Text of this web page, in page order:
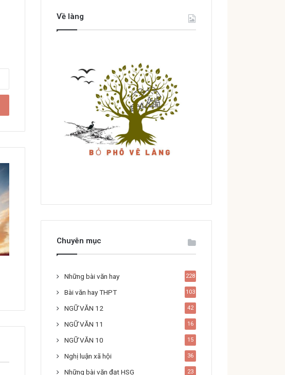
Về làng
Chuyên mục
Những bài văn hay 228
Bài văn hay THPT 103
NGỮ VĂN 12 42
NGỮ VĂN 11 16
NGỮ VĂN 10 15
Nghị luận xã hội 36
Những bài văn đạt HSG 23